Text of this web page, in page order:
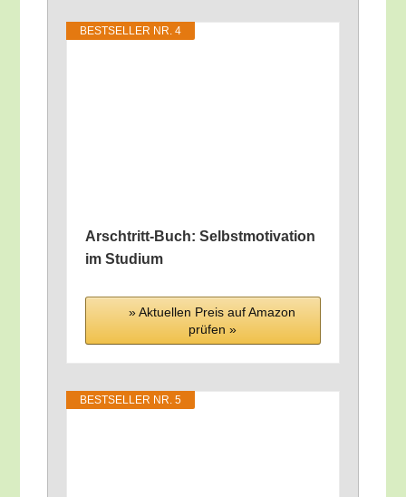
BEST­SEL­LER NR. 4
Arsch­tritt-Buch: Selbst­mo­ti­va­ti­on
im Studium
» Aktu­el­len Preis auf Ama­zon
prü­fen »
BEST­SEL­LER NR. 5